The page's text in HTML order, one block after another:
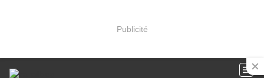
Publicité